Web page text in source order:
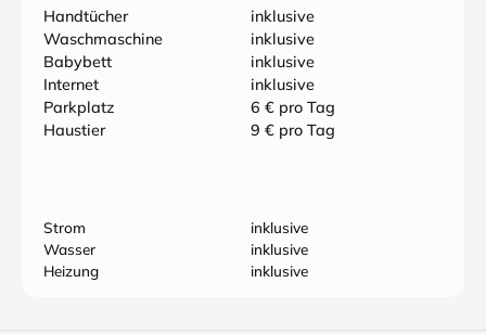
Handtücher
inklusive
Waschmaschine
inklusive
Babybett
inklusive
Internet
inklusive
Parkplatz
6 € pro Tag
Haustier
9 € pro Tag
Strom
inklusive
Wasser
inklusive
Heizung
inklusive